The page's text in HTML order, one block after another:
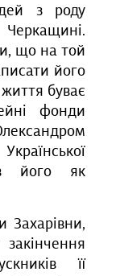
з роду
що на той
його
буває
фонди
його як
Захарівни,
її